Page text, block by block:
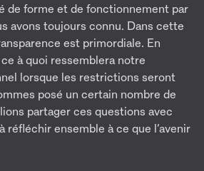
de forme et de fonctionnement par
avons toujours connu. Dans cette
est primordiale. En
à quoi ressemblera notre
lorsque les restrictions seront
posé un certain nombre de
partager ces questions avec
réfléchir ensemble à ce que l’avenir